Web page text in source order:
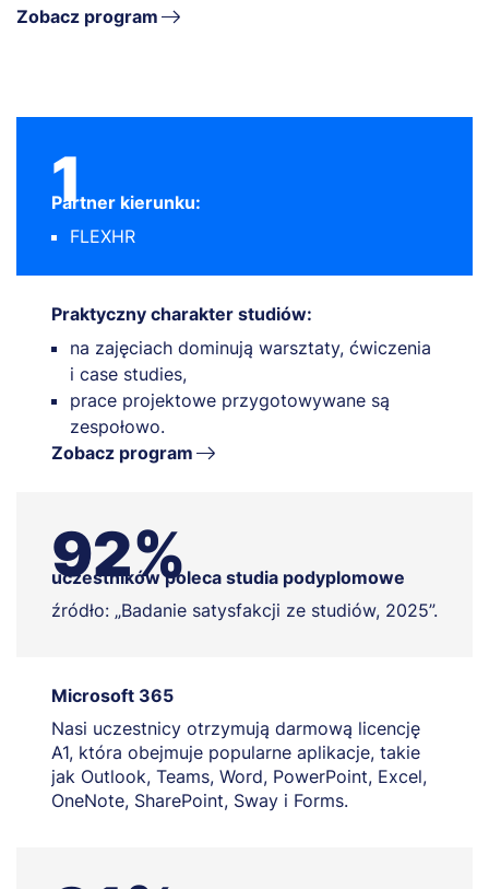
Zobacz program
1
Partner kierunku:
FLEXHR
Praktyczny charakter studiów:
na zajęciach dominują warsztaty, ćwiczenia
i case studies,
prace projektowe przygotowywane są
zespołowo.
Zobacz program
92%
uczestników poleca studia podyplomowe
źródło: „Badanie satysfakcji ze studiów, 2025”.
Microsoft 365
Nasi uczestnicy otrzymują darmową licencję
A1, która obejmuje popularne aplikacje, takie
jak Outlook, Teams, Word, PowerPoint, Excel,
OneNote, SharePoint, Sway i Forms.